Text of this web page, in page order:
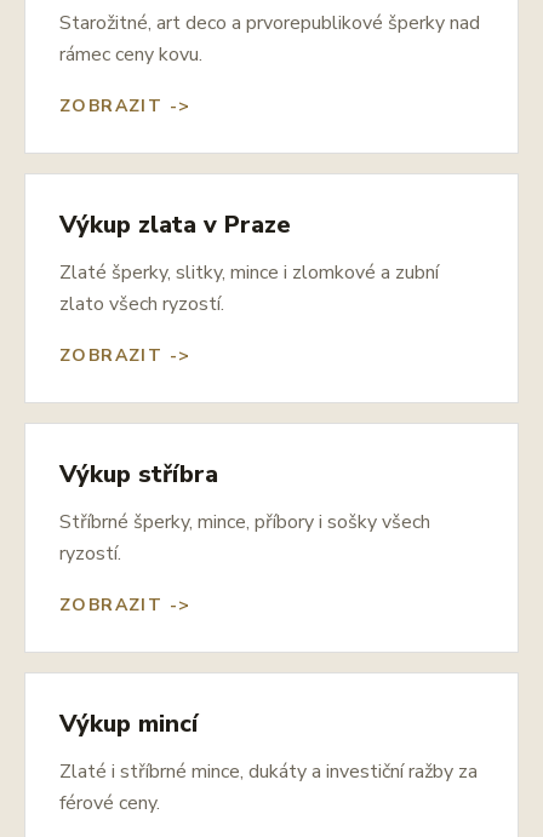
Starožitné, art deco a prvorepublikové šperky nad
rámec ceny kovu.
ZOBRAZIT ->
Výkup zlata v Praze
Zlaté šperky, slitky, mince i zlomkové a zubní
zlato všech ryzostí.
ZOBRAZIT ->
Výkup stříbra
Stříbrné šperky, mince, příbory i sošky všech
ryzostí.
ZOBRAZIT ->
Výkup mincí
Zlaté i stříbrné mince, dukáty a investiční ražby za
férové ceny.